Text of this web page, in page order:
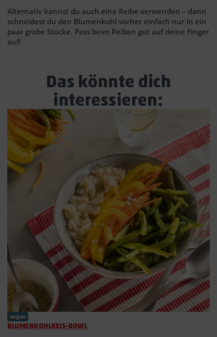
Alternativ kannst du auch eine Reibe verwenden – dann
schneidest du den Blumenkohl vorher einfach nur in ein
paar grobe Stücke. Pass beim Reiben gut auf deine Finger
auf!
Das könnte dich
interessieren:
Vegan
BLUMENKOHLREIS-BOWL